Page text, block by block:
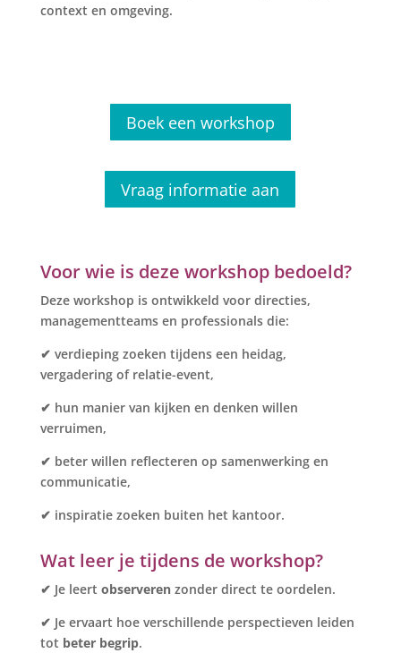
context en omgeving.
Boek een workshop
Vraag informatie aan
Voor wie is deze workshop bedoeld?
Deze workshop is ontwikkeld voor directies,
managementteams en professionals die:
✔ verdieping zoeken tijdens een heidag,
vergadering of relatie-event,
✔ hun manier van kijken en denken willen
verruimen,
✔ beter willen reflecteren op samenwerking en
communicatie,
✔ inspiratie zoeken buiten het kantoor.
Wat leer je tijdens de workshop?
✔ Je leert observerenzonder direct te oordelen.
✔ Je ervaart hoe verschillende perspectieven leiden
tot beter begrip.